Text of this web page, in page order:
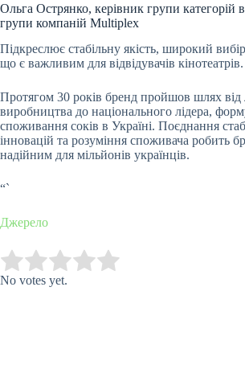
Ольга Острянко, керівник групи категорій
групи компаній Multiplex
Підкреслює стабільну якість, широкий
що є важливим для відвідувачів кінотеатрів.
Протягом 30 років бренд пройшов шлях від
виробництва до національного лідера,
споживання соків в Україні. Поєднання
інновацій та розуміння споживача робить
надійним для мільйонів українців.
“`
Джерело
Rate this item:
No votes yet.